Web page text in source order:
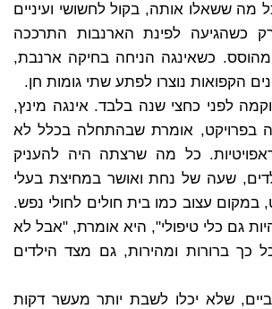
מה ששאלו אותה, בקול לחשושי ועיניים
כשהגיעה לפינת הארנבות התרככה
מהוסס. כשאינגה הניחה בחיקה ארנבת,
הקפואות נוצרו לפתע שתי גומות חן.
לפני כחצי שנה בלבד. אינגה מינץ,
בפרויקט, אומרת שבהתחלה בכלל לא
כל מה שרצתה היה להעניק
שעה של נחת ואושר במחיצת בעלי
במקום עצוב כמו בית חולים לחולי נפש.
גם כלי טיפולי", היא אומרת, "אבל לא
כך ברורות ומהירות, גם מצד הילדים
שלא יכלו לשבת יותר מעשר דקות